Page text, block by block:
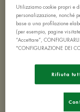
Utilizziamo cookie propri e
personalizzazione, nonché
base a una profilazione
(per esempio, pagine
“Accettare”,
"CONFIGURAZIONE DEI
Rifiuta